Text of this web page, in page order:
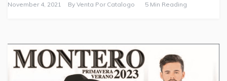
November 4, 2021 By Venta Por Catalogo 5 Min Reading